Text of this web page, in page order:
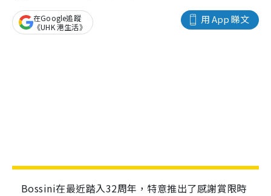
用 App 睇文
在Google追蹤
《UHK 港生活》
Bossini在最近踏入32周年，特意推出了感謝賞限時